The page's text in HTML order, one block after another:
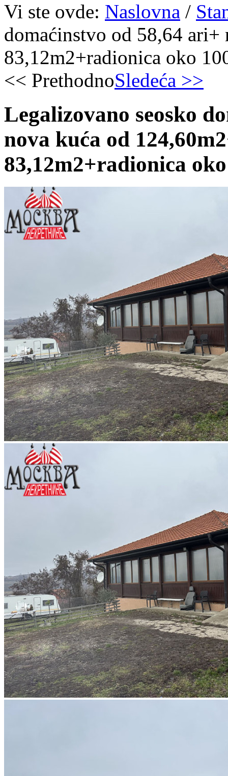
Vi ste ovde: Naslovna /
domaćinstvo od 58,64
83,12m2+radionica oko
<< PrethodnoSledeća >>
Legalizovano seosko
nova kuća od
83,12m2+radionica